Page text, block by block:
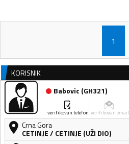
1
KORISNIK
Babovic (GH321)
verifikovan telefon verifikovan email
Crna Gora
CETINJE/ CETINJE (UŽI DIO)